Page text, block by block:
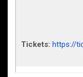
Tickets: https://